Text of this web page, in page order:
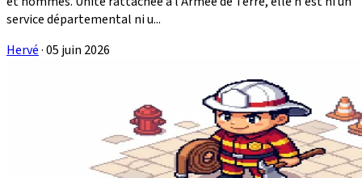
service départemental ni u...
Hervé·05 juin 2026